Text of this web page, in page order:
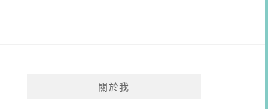
關於我